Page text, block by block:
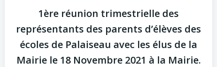
1ère réunion trimestrielle des
représentants des parents d’élèves des
écoles de Palaiseau avec les élus de la
Mairie le 18 Novembre 2021 à la Mairie.